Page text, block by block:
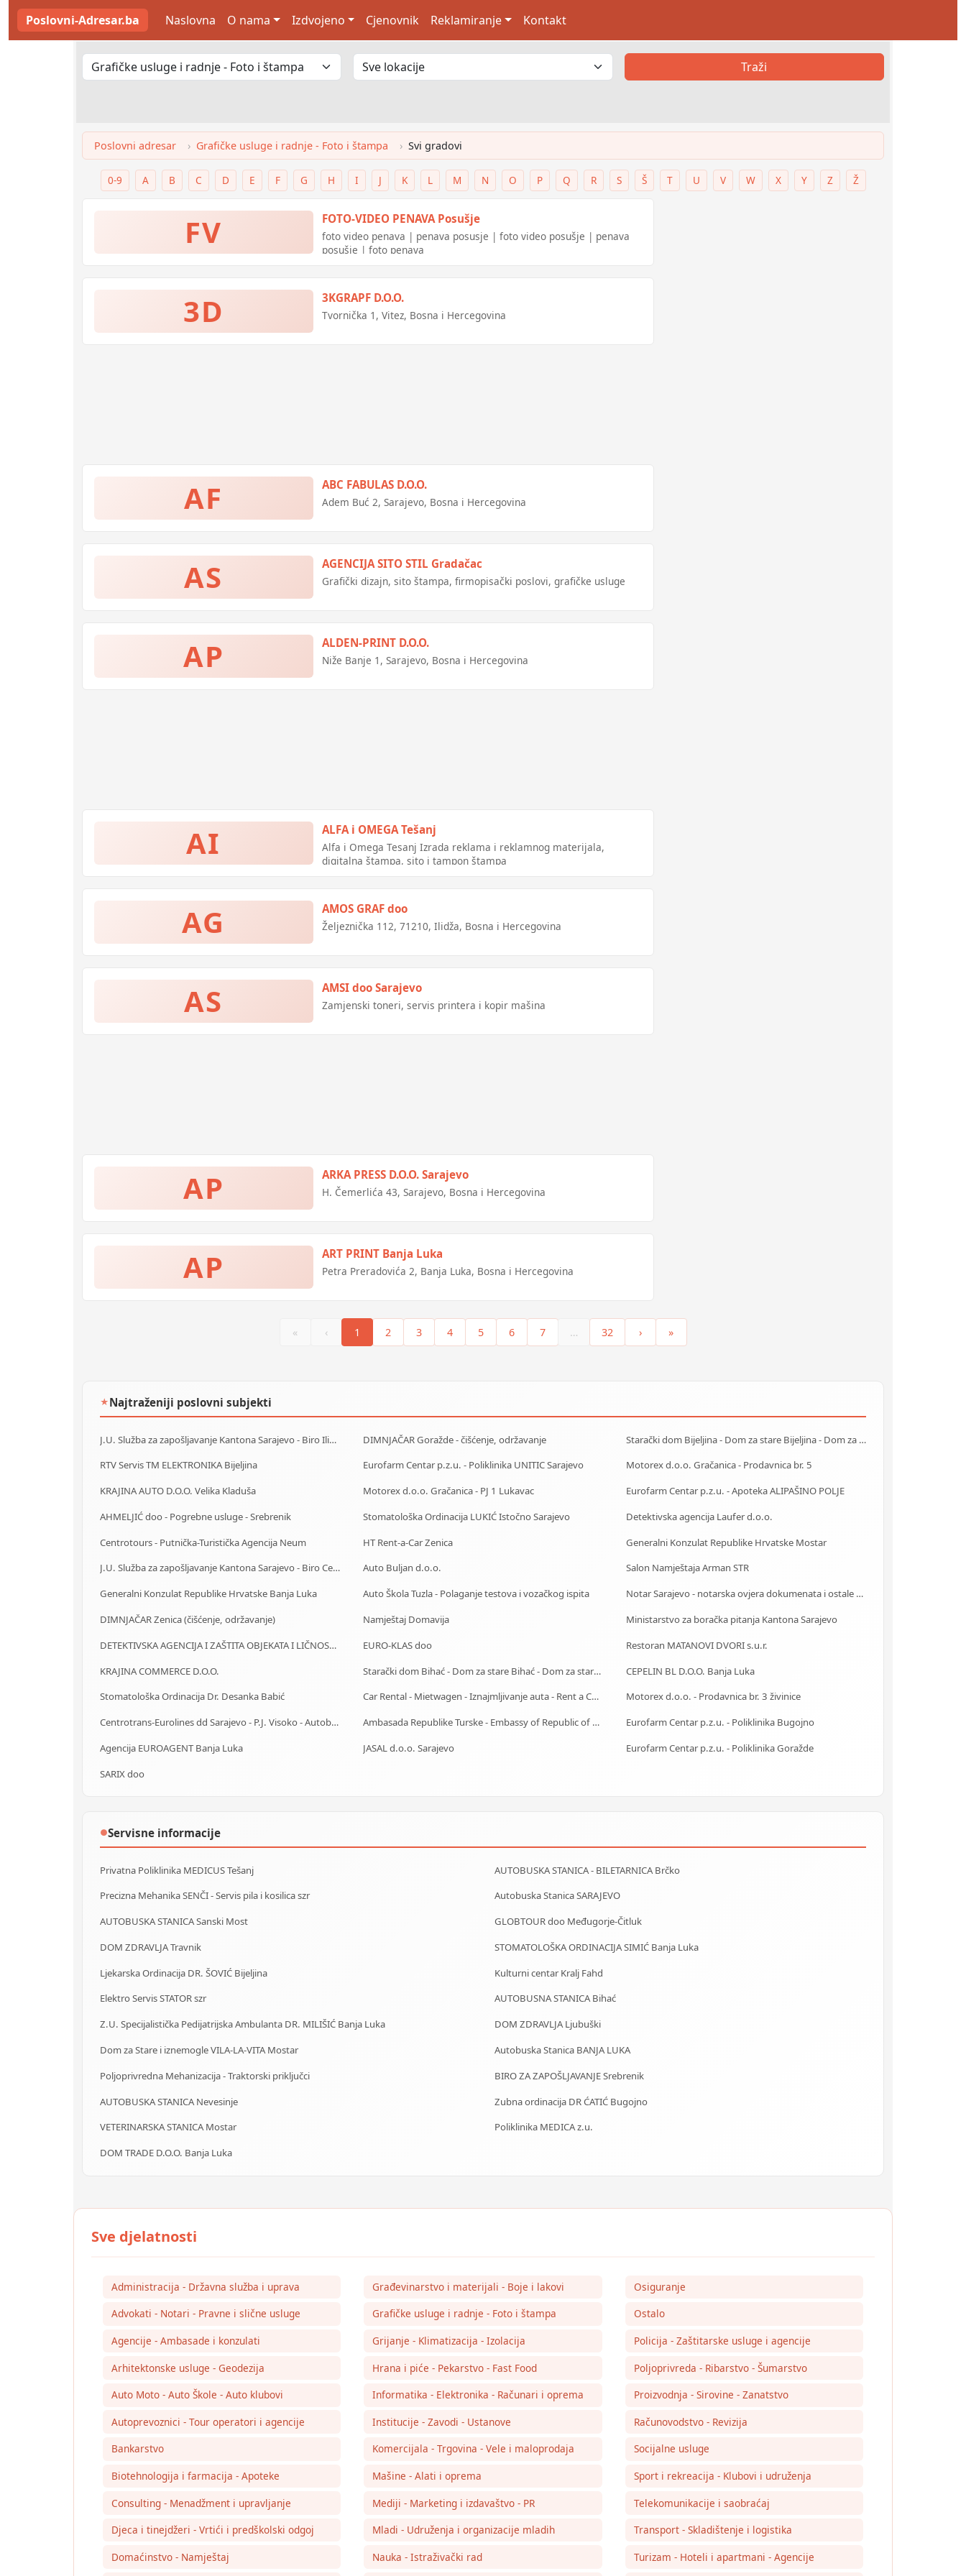
Poslovni-Adresar.ba Naslovna O nama Izdvojeno Cjenovnik Reklamiranje Kontakt
Traži
Poslovni adresar Grafičke usluge i radnje - Foto i štampa Svi gradovi
0-9 A B C D E F G H I J K L M N O P Q R S Š T U V W X Y Z Ž
FV FOTO-VIDEO PENAVA Posušje
foto video penava | penava posusje | foto video posušje | penava
posušje | foto penava
3D 3KGRAPF D.O.O.
Tvornička 1, Vitez, Bosna i Hercegovina
AF ABC FABULAS D.O.O.
Adem Buć 2, Sarajevo, Bosna i Hercegovina
AS AGENCIJA SITO STIL Gradačac
Grafički dizajn, sito štampa, firmopisački poslovi, grafičke usluge
AP ALDEN-PRINT D.O.O.
Niže Banje 1, Sarajevo, Bosna i Hercegovina
AI ALFA i OMEGA Tešanj
Alfa i Omega Tesanj Izrada reklama i reklamnog materijala,
digitalna štampa, sito i tampon štampa
AG AMOS GRAF doo
Željeznička 112, 71210, Ilidža, Bosna i Hercegovina
AS AMSI doo Sarajevo
Zamjenski toneri, servis printera i kopir mašina
AP ARKA PRESS D.O.O. Sarajevo
H. Čemerlića 43, Sarajevo, Bosna i Hercegovina
AP ART PRINT Banja Luka
Petra Preradovića 2, Banja Luka, Bosna i Hercegovina
« ‹ 1 2 3 4 5 6 7 … 32 › »
★Najtraženiji poslovni subjekti
J.U. Služba za zapošljavanje Kantona Sarajevo - Biro Ilidža DIMNJAČAR Goražde - čišćenje, održavanje
Starački dom Bijeljina - Dom za stare Bijeljina - Dom za stara lica Bijeljina
RTV Servis TM ELEKTRONIKA Bijeljina
Eurofarm Centar p.z.u. - Poliklinika UNITIC Sarajevo
Motorex d.o.o. Gračanica - Prodavnica br. 5
KRAJINA AUTO D.O.O. Velika Kladuša
Motorex d.o.o. Gračanica - PJ 1 Lukavac
Eurofarm Centar p.z.u. - Apoteka ALIPAŠINO POLJE
AHMELJIĆ doo - Pogrebne usluge - Srebrenik
Stomatološka Ordinacija LUKIĆ Istočno Sarajevo
Detektivska agencija Laufer d.o.o.
Centrotours - Putnička-Turistička Agencija Neum
HT Rent-a-Car Zenica
Generalni Konzulat Republike Hrvatske Mostar
J.U. Služba za zapošljavanje Kantona Sarajevo - Biro Centar
Auto Buljan d.o.o.
Salon Namještaja Arman STR
Generalni Konzulat Republike Hrvatske Banja Luka
Auto Škola Tuzla - Polaganje testova i vozačkog ispita
Notar Sarajevo - notarska ovjera dokumenata i ostale notarske usluge
DIMNJAČAR Zenica (čišćenje, održavanje)
Namještaj Domavija
Ministarstvo za boračka pitanja Kantona Sarajevo
DETEKTIVSKA AGENCIJA I ZAŠTITA OBJEKATA I LIČNOSTI ALFA DM Travnik
EURO-KLAS doo
Restoran MATANOVI DVORI s.u.r.
KRAJINA COMMERCE D.O.O.
Starački dom Bihać - Dom za stare Bihać - Dom za stara lica Bihać
CEPELIN BL D.O.O. Banja Luka
Stomatološka Ordinacija Dr. Desanka Babić
Car Rental - Mietwagen - Iznajmljivanje auta - Rent a Car Sarajevo
Motorex d.o.o. - Prodavnica br. 3 živinice
Centrotrans-Eurolines dd Sarajevo - P.J. Visoko - Autobuska stanica
Ambasada Republike Turske - Embassy of Republic of Turkey
Eurofarm Centar p.z.u. - Poliklinika Bugojno
Agencija EUROAGENT Banja Luka
JASAL d.o.o. Sarajevo
Eurofarm Centar p.z.u. - Poliklinika Goražde
SARIX doo
●Servisne informacije
Privatna Poliklinika MEDICUS Tešanj
AUTOBUSKA STANICA - BILETARNICA Brčko
Precizna Mehanika SENČI - Servis pila i kosilica szr
Autobuska Stanica SARAJEVO
AUTOBUSKA STANICA Sanski Most
GLOBTOUR doo Međugorje-Čitluk
DOM ZDRAVLJA Travnik
STOMATOLOŠKA ORDINACIJA SIMIĆ Banja Luka
Ljekarska Ordinacija DR. ŠOVIĆ Bijeljina
Kulturni centar Kralj Fahd
Elektro Servis STATOR szr
AUTOBUSNA STANICA Bihać
Z.U. Specijalistička Pedijatrijska Ambulanta DR. MILIŠIĆ Banja Luka
DOM ZDRAVLJA Ljubuški
Dom za Stare i iznemogle VILA-LA-VITA Mostar
Autobuska Stanica BANJA LUKA
Poljoprivredna Mehanizacija - Traktorski priključci
BIRO ZA ZAPOŠLJAVANJE Srebrenik
AUTOBUSKA STANICA Nevesinje
Zubna ordinacija DR ĆATIĆ Bugojno
VETERINARSKA STANICA Mostar
Poliklinika MEDICA z.u.
DOM TRADE D.O.O. Banja Luka
Administracija - Državna služba i uprava
Advokati - Notari - Pravne i slične usluge
Agencije - Ambasade i konzulati
Arhitektonske usluge - Geodezija
Auto Moto - Auto Škole - Auto klubovi
Autoprevoznici - Tour operatori i agencije
Bankarstvo
Biotehnologija i farmacija - Apoteke
Consulting - Menadžment i upravljanje
Djeca i tinejdžeri - Vrtići i predškolski odgoj
Domaćinstvo - Namještaj
Građevinarstvo i materijali - Boje i lakovi
Grafičke usluge i radnje - Foto i štampa
Grijanje - Klimatizacija - Izolacija
Hrana i piće - Pekarstvo - Fast Food
Informatika - Elektronika - Računari i oprema
Institucije - Zavodi - Ustanove
Komercijala - Trgovina - Vele i maloprodaja
Mašine - Alati i oprema
Mediji - Marketing i izdavaštvo - PR
Mladi - Udruženja i organizacije mladih
Nauka - Istraživački rad
Osiguranje
Ostalo
Policija - Zaštitarske usluge i agencije
Poljoprivreda - Ribarstvo - Šumarstvo
Proizvodnja - Sirovine - Zanatstvo
Računovodstvo - Revizija
Socijalne usluge
Sport i rekreacija - Klubovi i udruženja
Telekomunikacije i saobraćaj
Transport - Skladištenje i logistika
Turizam - Hoteli i apartmani - Agencije